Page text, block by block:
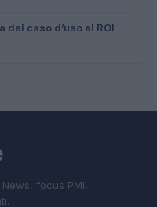
dal caso d’uso al ROI
focus PMI,